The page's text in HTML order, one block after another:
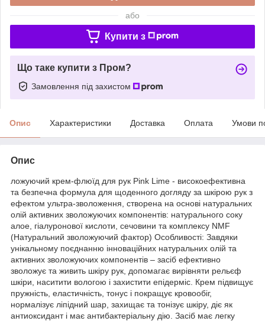
або
Купити з
Що таке купити з Пром?
Замовлення під захистом
Опис Характеристики Доставка Оплата Умови
Опис
ложуючий крем-флюїд для рук Pink Lime - високоефективна
та безпечна формула для щоденного догляду за шкірою рук з
ефектом ультра-зволоження, створена на основі натуральних
олій активних зволожуючих компонентів: натурального соку
алое, гіалуронової кислоти, сечовини та комплексу NMF
(Натуральний зволожуючий фактор) Особливості: Завдяки
унікальному поєднанню інноваційних натуральних олій та
активних зволожуючих компонентів – засіб ефективно
зволожує та живить шкіру рук, допомагає вирівняти рельєф
шкіри, наситити вологою і захистити епідерміс. Крем підвищує
пружність, еластичність, тонус і покращує кровообіг,
нормалізує ліпідний шар, захищає та тонізує шкіру, діє як
антиоксидант і має антибактеріальну дію. Засіб має легку